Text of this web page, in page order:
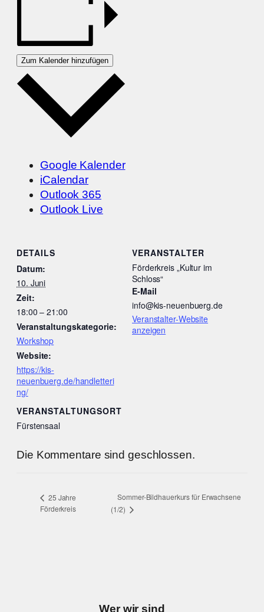
Zum Kalender hinzufügen
Google Kalender
iCalendar
Outlook 365
Outlook Live
DETAILS
Datum:
10. Juni
Zeit:
18:00 – 21:00
Veranstaltungskategorie:
Workshop
Website:
https://kis-
neuenbuerg.de/handletteri
ng/
VERANSTALTUNGSORT
Fürstensaal
VERANSTALTER
Förderkreis „Kultur im
Schloss“
E-Mail
info@kis-neuenbuerg.de
Veranstalter-Website
anzeigen
Die Kommentare sind geschlossen.
25 Jahre
Förderkreis
Sommer-Bildhauerkurs für Erwachsene
(1/2)
Wer wir sind